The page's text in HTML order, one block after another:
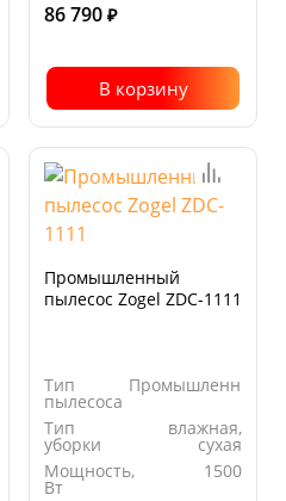
86 790 ₽
В корзину
Промышленный
пылесос Zogel ZDC-1111
Тип
пылесоса
Промышленный
Тип
уборки
влажная,
сухая
Мощность,
Вт
1500